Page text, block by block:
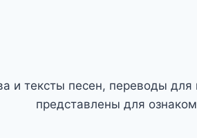
и тексты песен, переводы
представлены для